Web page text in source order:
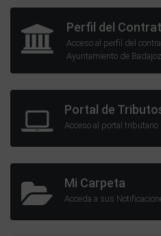
Perfil del
Acceso al perfil del
Ayuntamiento de Badajoz
Portal de
Acceso al portal
Mi Carpeta
Acceda a sus